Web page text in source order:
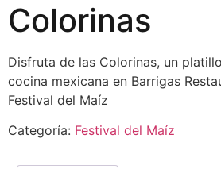
Colorinas
Disfruta de las Colorinas, un
cocina mexicana en Barrigas
Festival del Maíz
Categoría: Festival del Maíz